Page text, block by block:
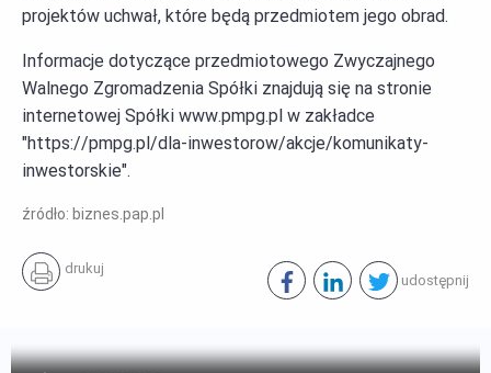
projektów uchwał, które będą przedmiotem jego obrad.
Informacje dotyczące przedmiotowego Zwyczajnego
Walnego Zgromadzenia Spółki znajdują się na stronie
internetowej Spółki www.pmpg.pl w zakładce
"https://pmpg.pl/dla-inwestorow/akcje/komunikaty-
inwestorskie".
źródło: biznes.pap.pl
drukuj
udostępnij